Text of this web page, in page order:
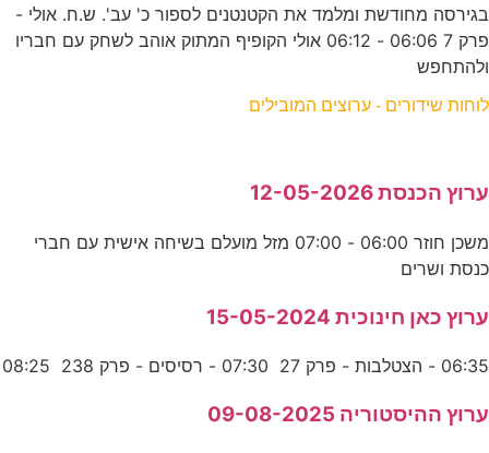
בגירסה מחודשת ומלמד את הקטנטנים לספור כ' עב'. ש.ח. אולי -
פרק 7 06:06 - 06:12 אולי הקופיף המתוק אוהב לשחק עם חבריו
ולהתחפש
לוחות שידורים - ערוצים המובילים
ערוץ הכנסת 12-05-2026
משכן חוזר 06:00 - 07:00 מזל מועלם בשיחה אישית עם חברי
כנסת ושרים
ערוץ כאן חינוכית 15-05-2024
06:35 - הצטלבות - פרק 27 07:30 - רסיסים - פרק 238 08:25
ערוץ ההיסטוריה 09-08-2025